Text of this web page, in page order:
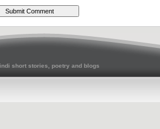
short stories, poetry and blogs